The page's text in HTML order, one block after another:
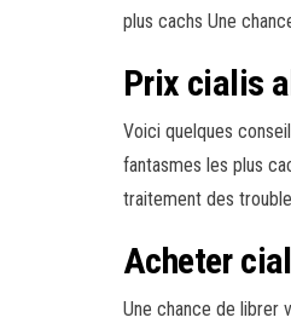
plus cachs Une
Prix cialis
Voici quelques
fantasmes les plus
traitement des
Acheter
Une chance de librer